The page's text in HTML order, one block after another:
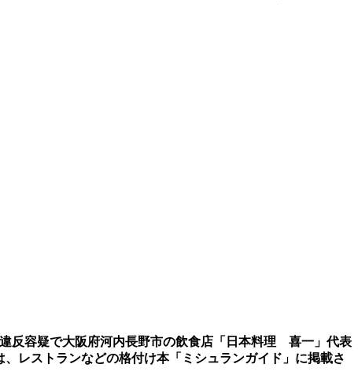
反容疑で大阪府河内長野市の飲食店「日本料理 喜一」代表
レストランなどの格付け本「ミシュランガイド」に掲載さ